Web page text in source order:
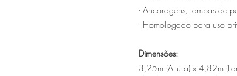
- Ancoragens, tampas de
- Homologado para uso
Dimensões:
3,25m (Altura) x 4,82m